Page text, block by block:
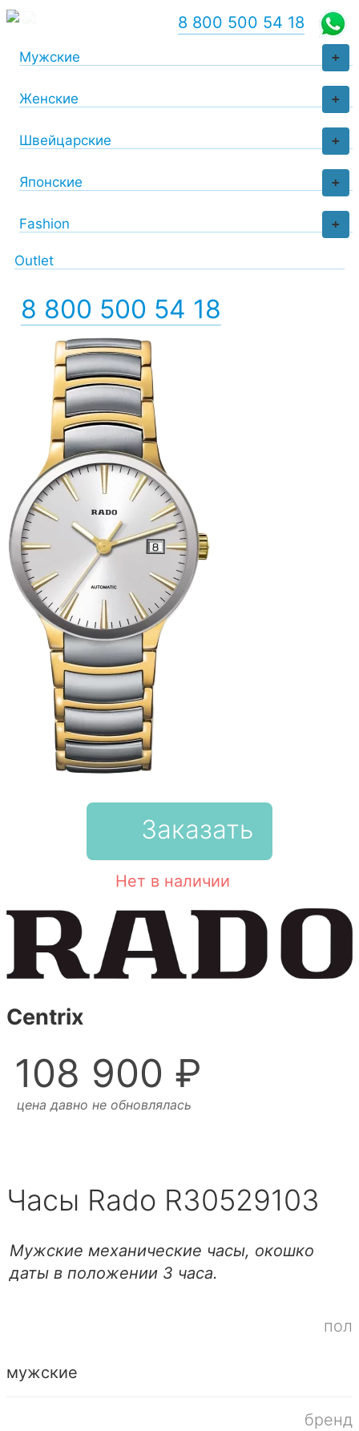
+
Мужские
+
Женские
+
Швейцарские
+
Японские
+
Fashion
Outlet
8 800 500 54 18
8 800 500 54 18
Заказать
Нет в наличии
Centrix
108 900 ₽
цена давно не обновлялась
Часы Rado R30529103
Мужские механические часы, окошко
даты в положении 3 часа.
пол
мужские
бренд